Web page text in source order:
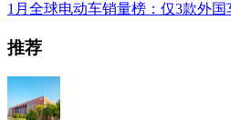
1月全球电动车销量榜：仅3款外国
推荐